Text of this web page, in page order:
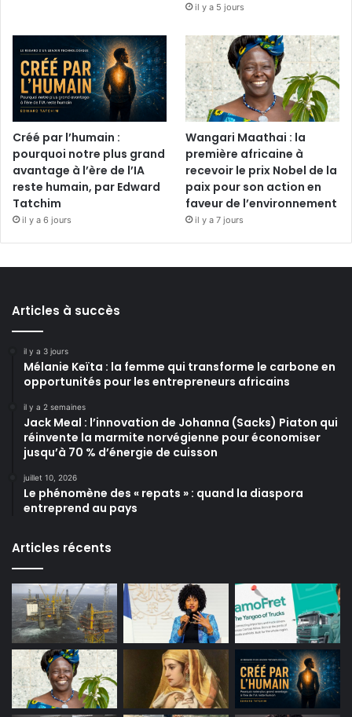
il y a 5 jours
Créé par l’humain :
pourquoi notre plus grand
avantage à l’ère de l’IA
reste humain, par Edward
Tatchim
il y a 6 jours
Wangari Maathai : la
première africaine à
recevoir le prix Nobel de la
paix pour son action en
faveur de l’environnement
il y a 7 jours
Articles à succès
il y a 3 jours
Mélanie Keïta : la femme qui transforme le carbone en
opportunités pour les entrepreneurs africains
il y a 2 semaines
Jack Meal : l’innovation de Johanna (Sacks) Piaton qui
réinvente la marmite norvégienne pour économiser
jusqu’à 70 % d’énergie de cuisson
juillet 10, 2026
Le phénomène des « repats » : quand la diaspora
entreprend au pays
Articles récents